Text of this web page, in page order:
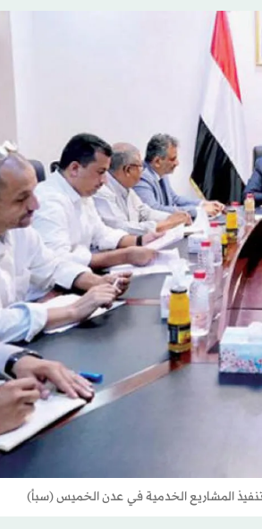
المشاريع الخدمية في عدن الخميس (سبأ)